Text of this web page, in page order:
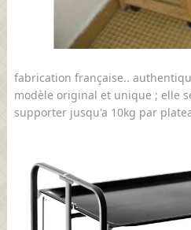
fabrication française. .
modèle original et unique ; elle
supporter jusqu'a 10kg par